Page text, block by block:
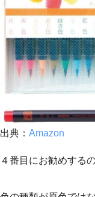
出典： Amazon
４番目にお勧めするの